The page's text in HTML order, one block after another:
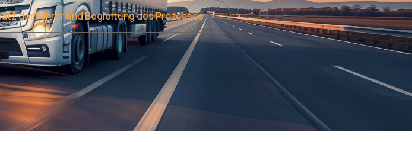
der Fahrer und Begleitung des Prozesses